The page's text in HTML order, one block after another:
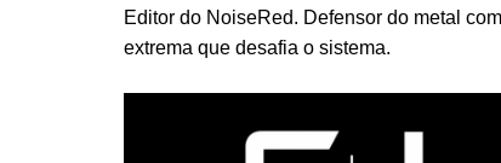
Editor do NoiseRed. Defensor do metal
extrema que desafia o sistema.